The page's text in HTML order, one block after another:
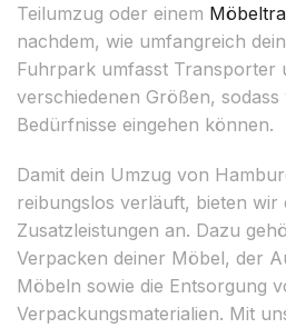
Teilumzug oder einem
nachdem, wie umfangreich
Fuhrpark umfasst Transporter
verschiedenen Größen,
Bedürfnisse eingehen können.
Damit dein Umzug von
reibungslos verläuft, bieten wir
Zusatzleistungen an. Dazu
Verpacken deiner Möbel, der
Möbeln sowie die Entsorgung
Verpackungsmaterialien. Mit